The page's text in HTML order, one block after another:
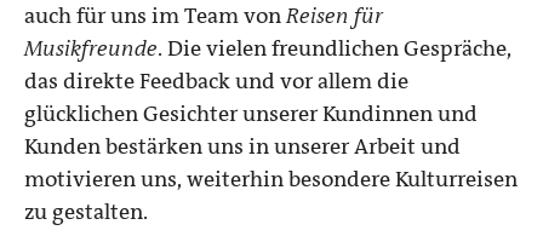
auch für uns im Team vonReisen für
Musikfreunde. Die vielen freundlichen Gespräche,
das direkte Feedback und vor allem die
glücklichen Gesichter unserer Kundinnen und
Kunden bestärken uns in unserer Arbeit und
motivieren uns, weiterhin besondere Kulturreisen
zu gestalten.